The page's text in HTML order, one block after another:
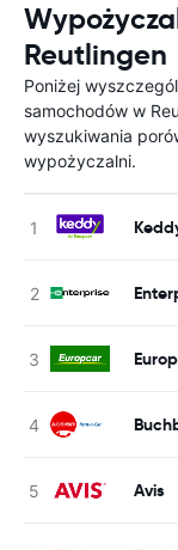
Reutlingen
Poniżej
samochodów w
wyszukiwania
wypożyczalni.
Avis